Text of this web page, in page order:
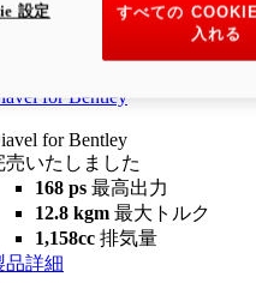
12.2 kgm
最大トルク
装備重量（燃料を
for Bentley
for Bentley
売いたしました
168 ps 最高出力
12.8 kgm 最大トルク
1,158cc 排気量
品詳細
すべての
入れる
設定